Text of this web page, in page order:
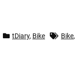
tDiary, Bike Bike,